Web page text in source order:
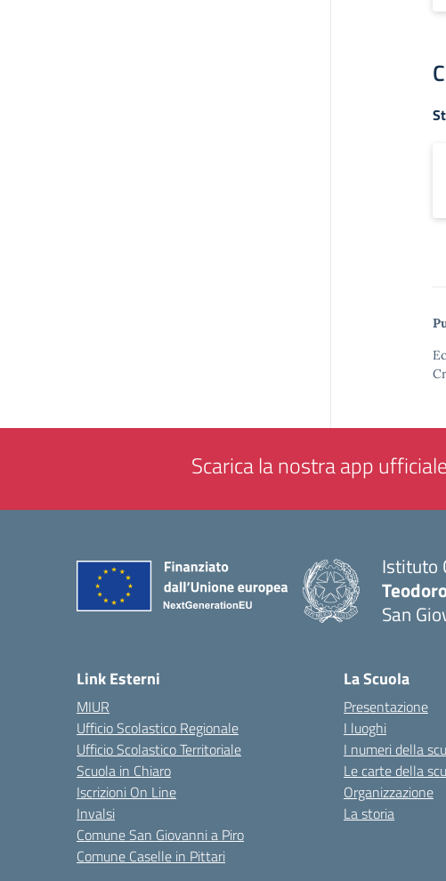
Scarica la nostra app
Istituto
San
Link Esterni
MIUR
Ufficio Scolastico Regionale
Ufficio Scolastico Territoriale
Scuola in Chiaro
Iscrizioni On Line
Invalsi
Comune San Giovanni a Piro
Comune Caselle in Pittari
La Scuola
Presentazione
I luoghi
I numeri della
Le carte della
Organizzazione
La storia